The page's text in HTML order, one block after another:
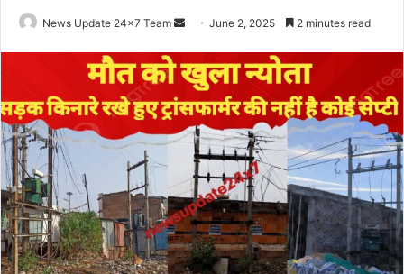
News Update 24x7 Team
Send
email
June 2, 2025 2 minutes read